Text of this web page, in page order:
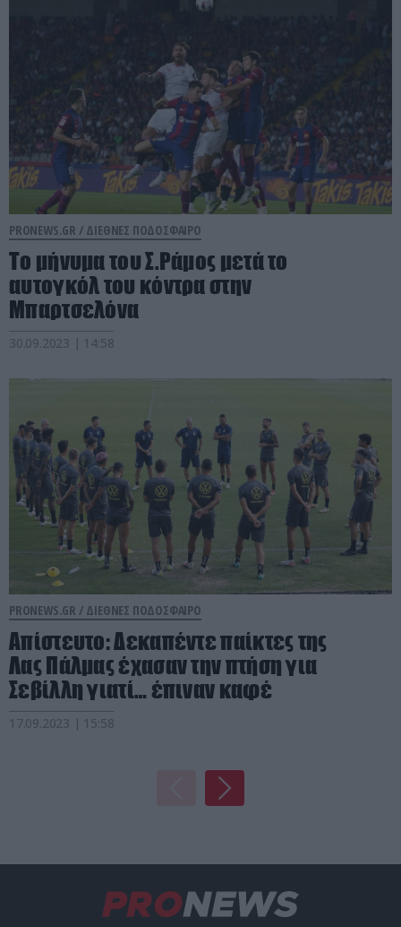
PRONEWS.GR / ΔΙΕΘΝΕΣ ΠΟΔΟΣΦΑΙΡΟ
Το μήνυμα του Σ.Ράμος μετά το
αυτογκόλ του κόντρα στην
Μπαρτσελόνα
30.09.2023 | 14:58
PRONEWS.GR / ΔΙΕΘΝΕΣ ΠΟΔΟΣΦΑΙΡΟ
Απίστευτο: Δεκαπέντε παίκτες της
Λας Πάλμας έχασαν την πτήση για
Σεβίλλη γιατί… έπιναν καφέ
17.09.2023 | 15:58